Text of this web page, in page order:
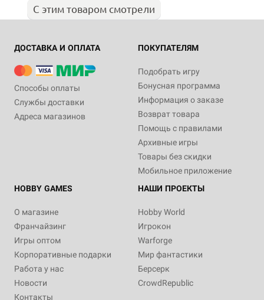
С этим товаром смотрели
ДОСТАВКА И ОПЛАТА
Способы оплаты
Службы доставки
Адреса магазинов
ПОКУПАТЕЛЯМ
Подобрать игру
Бонусная программа
Информация о заказе
Возврат товара
Помощь с правилами
Архивные игры
Товары без скидки
Мобильное приложение
HOBBY GAMES
О магазине
Франчайзинг
Игры оптом
Корпоративные подарки
Работа у нас
Новости
Контакты
НАШИ ПРОЕКТЫ
Hobby World
Игрокон
Warforge
Мир фантастики
Берсерк
CrowdRepublic